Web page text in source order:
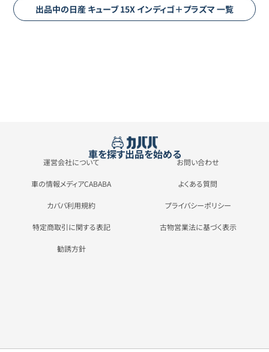
出品中の日産 キューブ 15X インディゴ＋プラズマ一覧
車を探す出品を始める
運営会社について お問い合わせ
車の情報メディアCABABA よくある質問
カババ利用規約 プライバシーポリシー
特定商取引に関する表記 古物営業法に基づく表示
勧誘方針